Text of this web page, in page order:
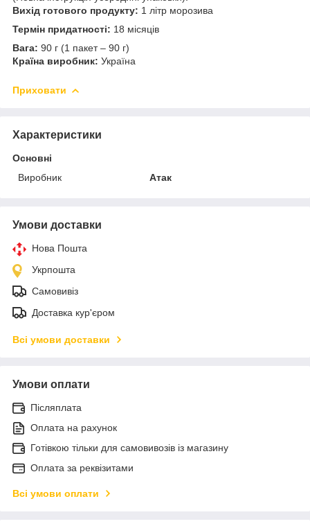
Вихід готового продукту: 1 літр морозива
Термін придатності: 18 місяців
Вага: 90 г (1 пакет – 90 г)
Країна виробник: Україна
Приховати
Характеристики
Основні
Виробник
Атак
Умови доставки
Нова Пошта
Укрпошта
Самовивіз
Доставка кур'єром
Всі умови доставки
Умови оплати
Післяплата
Оплата на рахунок
Готівкою тільки для самовивозів із магазину
Оплата за реквізитами
Всі умови оплати